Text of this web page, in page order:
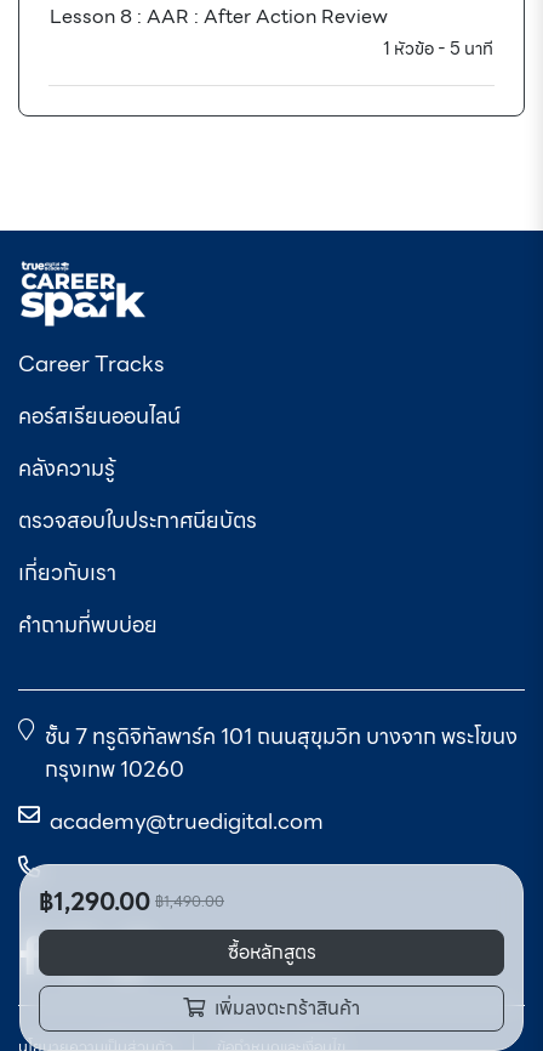
Lesson 8 : AAR : After Action Review
1 หัวข้อ - 5 นาที
฿1,290.00 ฿1,490.00
ซื้อหลักสูตร
เพิ่มลงตะกร้าสินค้า
Career Tracks
คอร์สเรียนออนไลน์
คลังความรู้
ตรวจสอบใบประกาศนียบัตร
เกี่ยวกับเรา
คำถามที่พบบ่อย
ชั้น 7 ทรูดิจิทัลพาร์ค 101 ถนนสุขุมวิท บางจาก พระโขนง
กรุงเทพ 10260
academy@truedigital.com